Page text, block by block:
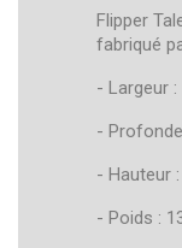
Flipper
fabriqué
- Largeur
-
- Hauteur
- Poids :